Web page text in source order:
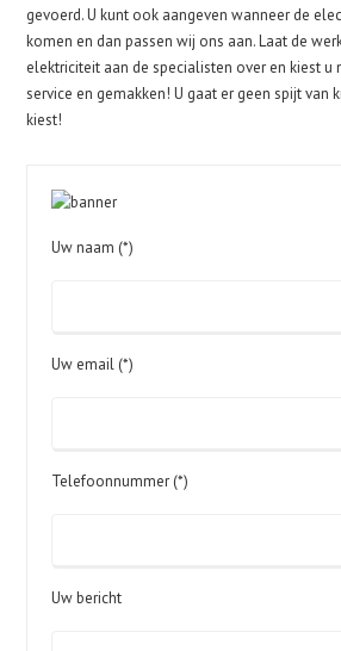
gevoerd. U kunt ook aangeven wanneer de
komen en dan passen wij ons aan. Laat de
elektriciteit aan de specialisten over en kiest u
service en gemakken! U gaat er geen spijt van
kiest!
Uw naam (*)
Uw email (*)
Telefoonnummer (*)
Uw bericht